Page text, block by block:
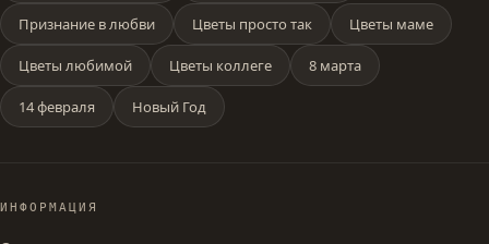
Признание в любви Цветы просто так Цветы маме
Цветы любимой Цветы коллеге 8 марта
14 февраля Новый Год
ИНФОРМАЦИЯ